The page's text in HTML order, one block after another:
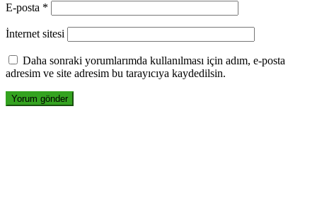
E-posta *
İnternet sitesi
Daha sonraki yorumlarımda kullanılması için adım, e-posta
adresim ve site adresim bu tarayıcıya kaydedilsin.